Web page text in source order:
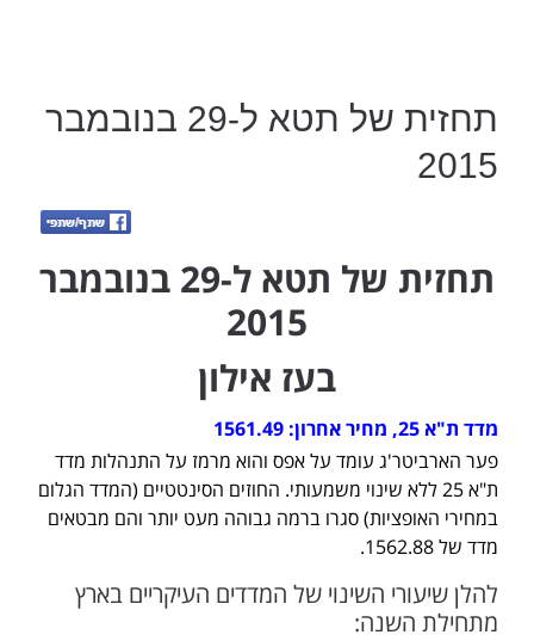
תחזית של תטא ל-29 בנובמבר
2015
תחזית של תטא ל-29 בנובמבר
2015
בעז אילון
מדד ת"א 25, מחיר אחרון: 1561.49
פער הארביטר'ג עומד על אפס והוא מרמז על התנהלות מדד
ת"א 25 ללא שינוי משמעותי. החוזים הסינטטיים (המדד הגלום
במחירי האופציות) סגרו ברמה גבוהה מעט יותר והם מבטאים
מדד של 1562.88.
להלן שיעורי השינוי של המדדים העיקריים בארץ
מתחילת השנה: